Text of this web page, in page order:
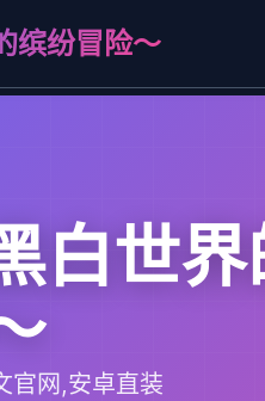
缤纷冒险～
白世界
官网,安卓直装